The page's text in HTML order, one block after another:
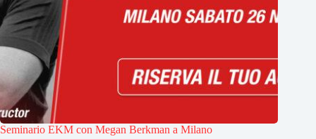
Seminario EKM con Megan Berkman a Milano